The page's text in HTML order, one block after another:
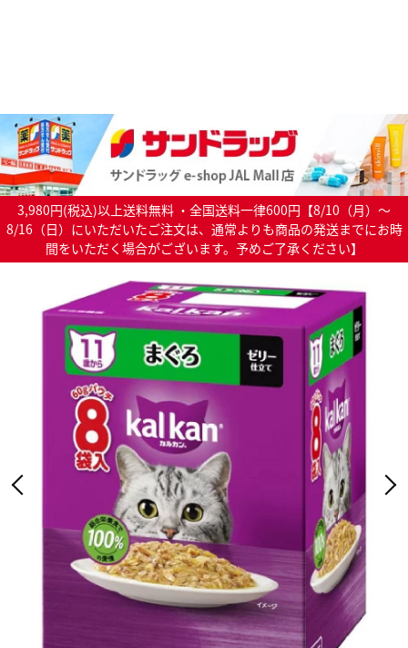
3,980円(税込)以上送料無料 ・全国送料一律600円【8/10（月）～
8/16（日）にいただいたご注文は、通常よりも商品の発送までにお時
間をいただく場合がございます。予めご了承ください】